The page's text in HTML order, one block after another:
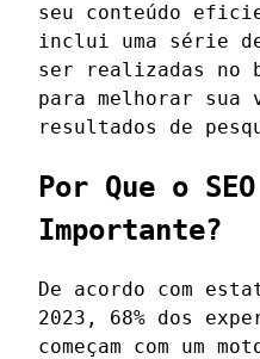
seu conteúdo
inclui uma série de
ser realizadas no
para melhorar
resultados de
Por Que o
Importante?
De acordo com
2023, 68% dos
começam com um